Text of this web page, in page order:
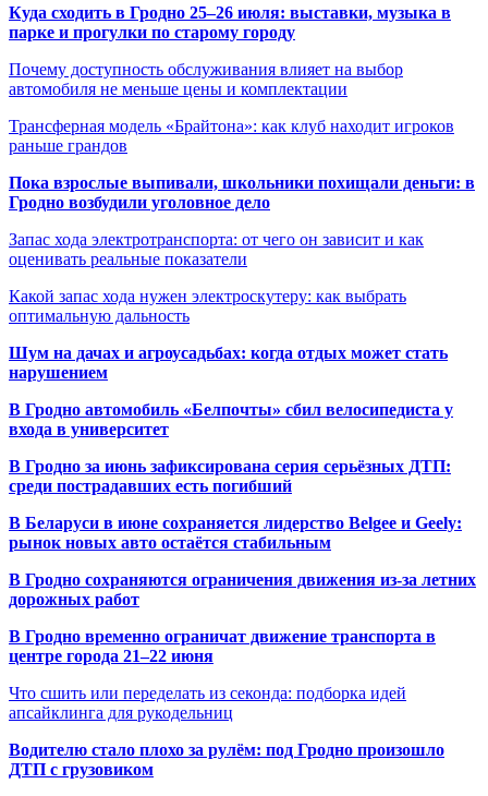
Куда сходить в Гродно 25–26 июля: выставки, музыка в
парке и прогулки по старому городу
Почему доступность обслуживания влияет на выбор
автомобиля не меньше цены и комплектации
Трансферная модель «Брайтона»: как клуб находит игроков
раньше грандов
Пока взрослые выпивали, школьники похищали деньги: в
Гродно возбудили уголовное дело
Запас хода электротранспорта: от чего он зависит и как
оценивать реальные показатели
Какой запас хода нужен электроскутеру: как выбрать
оптимальную дальность
Шум на дачах и агроусадьбах: когда отдых может стать
нарушением
В Гродно автомобиль «Белпочты» сбил велосипедиста у
входа в университет
В Гродно за июнь зафиксирована серия серьёзных ДТП:
среди пострадавших есть погибший
В Беларуси в июне сохраняется лидерство Belgee и Geely:
рынок новых авто остаётся стабильным
В Гродно сохраняются ограничения движения из-за летних
дорожных работ
В Гродно временно ограничат движение транспорта в
центре города 21–22 июня
Что сшить или переделать из секонда: подборка идей
апсайклинга для рукодельниц
Водителю стало плохо за рулём: под Гродно произошло
ДТП с грузовиком